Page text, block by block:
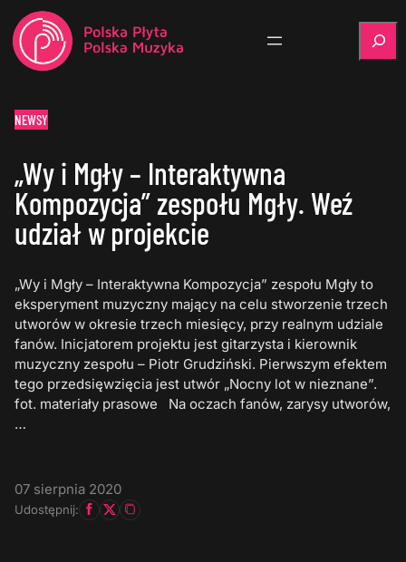
NEWSY
„Wy i Mgły – Interaktywna
Kompozycja” zespołu Mgły. Weź
udział w projekcie
„Wy i Mgły – Interaktywna Kompozycja” zespołu Mgły to
eksperyment muzyczny mający na celu stworzenie trzech
utworów w okresie trzech miesięcy, przy realnym udziale
fanów. Inicjatorem projektu jest gitarzysta i kierownik
muzyczny zespołu – Piotr Grudziński. Pierwszym efektem
tego przedsięwzięcia jest utwór „Nocny lot w nieznane”.
fot. materiały prasowe Na oczach fanów, zarysy utworów,
…
07 sierpnia 2020
Udostępnij: